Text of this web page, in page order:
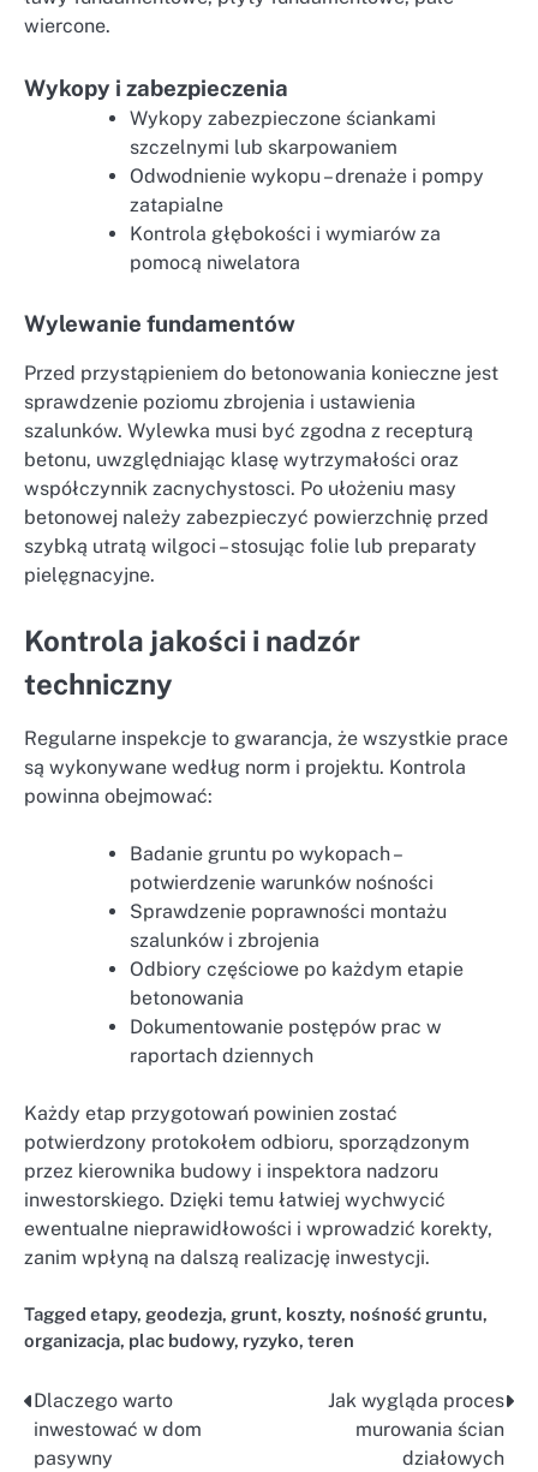
wiercone.
Wykopy i zabezpieczenia
Wykopy zabezpieczone ściankami
szczelnymi lub skarpowaniem
Odwodnienie wykopu – drenaże i pompy
zatapialne
Kontrola głębokości i wymiarów za
pomocą niwelatora
Wylewanie fundamentów
Przed przystąpieniem do betonowania konieczne jest
sprawdzenie poziomu zbrojenia i ustawienia
szalunków. Wylewka musi być zgodna z recepturą
betonu, uwzględniając klasę wytrzymałości oraz
współczynnik zacnychystosci. Po ułożeniu masy
betonowej należy zabezpieczyć powierzchnię przed
szybką utratą wilgoci – stosując folie lub preparaty
pielęgnacyjne.
Kontrola jakości i nadzór
techniczny
Regularne inspekcje to gwarancja, że wszystkie prace
są wykonywane według norm i projektu. Kontrola
powinna obejmować:
Badanie gruntu po wykopach –
potwierdzenie warunków nośności
Sprawdzenie poprawności montażu
szalunków i zbrojenia
Odbiory częściowe po każdym etapie
betonowania
Dokumentowanie postępów prac w
raportach dziennych
Każdy etap przygotowań powinien zostać
potwierdzony protokołem odbioru, sporządzonym
przez kierownika budowy i inspektora nadzoru
inwestorskiego. Dzięki temu łatwiej wychwycić
ewentualne nieprawidłowości i wprowadzić korekty,
zanim wpłyną na dalszą realizację inwestycji.
Tagged etapy, geodezja, grunt, koszty, nośność gruntu,
organizacja, plac budowy, ryzyko, teren
Nawigacja
wpisu
Dlaczego warto
inwestować w dom
pasywny
Jak wygląda proces
murowania ścian
działowych